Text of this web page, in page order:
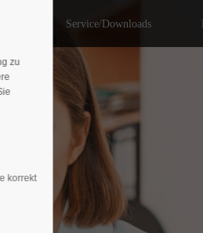
Service/Downloads
zu
korrekt